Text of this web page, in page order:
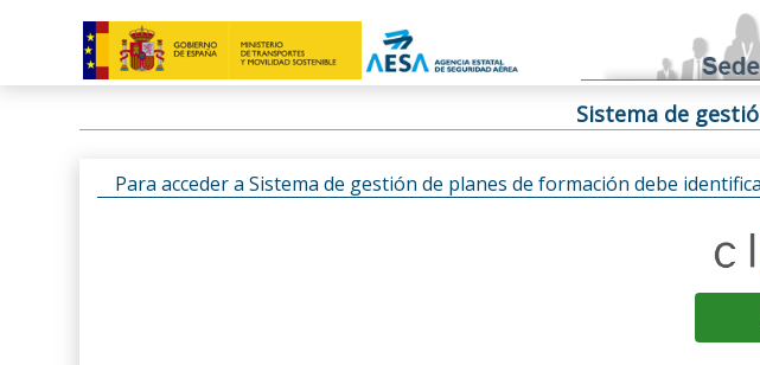
Sistema de
Para acceder a Sistema de gestión de planes de formación debe